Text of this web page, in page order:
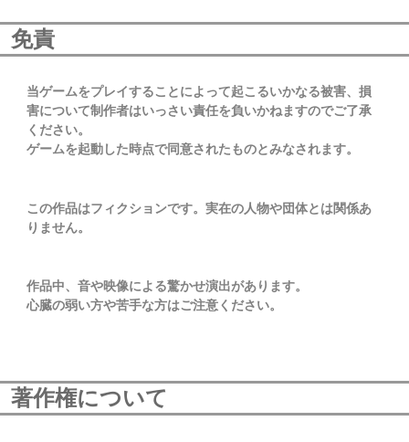
免責
当ゲームをプレイすることによって起こるいかなる被害、損
害について制作者はいっさい責任を負いかねますのでご了承
ください。
ゲームを起動した時点で同意されたものとみなされます。
この作品はフィクションです。実在の人物や団体とは関係あ
りません。
作品中、音や映像による驚かせ演出があります。
心臓の弱い方や苦手な方はご注意ください。
著作権について